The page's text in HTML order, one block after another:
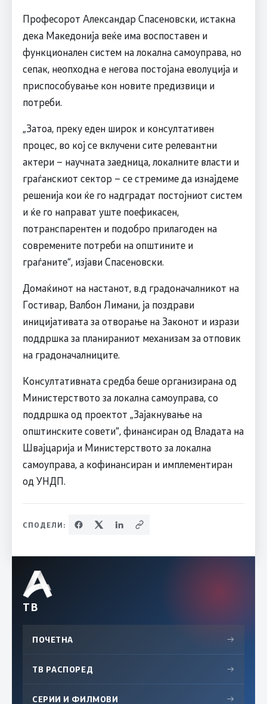
Професорот Александар Спасеновски, истакна
дека Македонија веќе има воспоставен и
функционален систем на локална самоуправа, но
сепак, неопходна е негова постојана еволуција и
приспособување кон новите предизвици и
потреби.
„Затоа, преку еден широк и консултативен
процес, во кој се вклучени сите релевантни
актери – научната заедница, локалните власти и
граѓанскиот сектор – се стремиме да изнајдеме
решенија кои ќе го надградат постојниот систем
и ќе го направат уште поефикасен,
потранспарентен и подобро прилагоден на
современите потреби на општините и
граѓаните“, изјави Спасеновски.
Домаќинот на настанот, в.д градоначалникот на
Гостивар, Валбон Лимани, ја поздрави
иницијативата за отворање на Законот и изрази
поддршка за планираниот механизам за отповик
на градоначалниците.
Консултативната средба беше организирана од
Министерството за локална самоуправа, со
поддршка од проектот „Зајакнување на
општинските совети“, финансиран од Владата на
Швајцарија и Министерството за локална
самоуправа, а кофинансиран и имплементиран
од УНДП.
СПОДЕЛИ:
ТВ
ПОЧЕТНА →
ТВ РАСПОРЕД →
СЕРИИ И ФИЛМОВИ →